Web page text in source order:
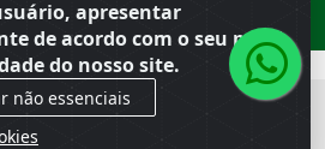
apresentar
de acordo com o seu perfil
do nosso site.
não essenciais